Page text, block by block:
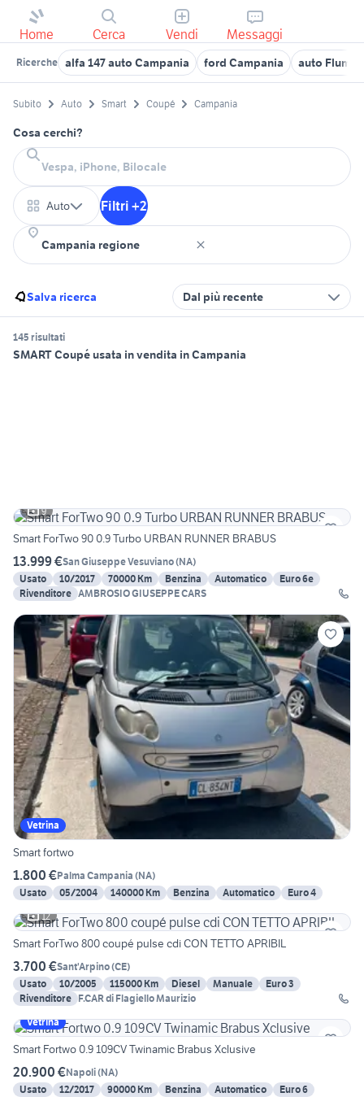
Home Cerca Vendi Messaggi
Ricerche alfa 147 auto Campania ford Campania auto Flumeri
Subito Auto Smart Coupé Campania
Cosa cerchi?
Auto Filtri +2
Salva ricerca Dal più recente
145 risultati
SMART Coupé usata in vendita in Campania
9
Smart ForTwo 90 0.9 Turbo URBAN RUNNER BRABUS
13.999 €San Giuseppe Vesuviano(NA)
Usato
10/2017 70000 Km Benzina Automatico
Euro 6e
Rivenditore AMBROSIO GIUSEPPE CARS
Vetrina
Smart fortwo
1.800 €Palma Campania (NA)
Usato
05/2004 140000 Km Benzina Automatico
Euro 4
12
Smart ForTwo 800 coupé pulse cdi CON TETTO APRIBIL
3.700 €Sant'Arpino(CE)
Usato
10/2005 115000 Km Diesel Manuale
Euro 3
Rivenditore F.CAR di Flagiello Maurizio
Vetrina
Smart Fortwo 0.9 109CV Twinamic Brabus Xclusive
20.900 €Napoli(NA)
Usato
12/2017 90000 Km Benzina Automatico
Euro 6